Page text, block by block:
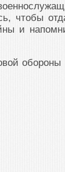
чтобы
и